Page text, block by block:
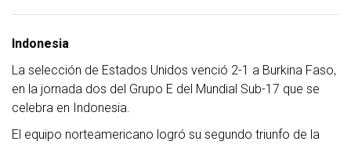
Indonesia
La selección de Estados Unidos venció 2-1 a Burkina Faso,
en la jornada dos del Grupo E del Mundial Sub-17 que se
celebra en Indonesia.
El equipo norteamericano logró su segundo triunfo de la